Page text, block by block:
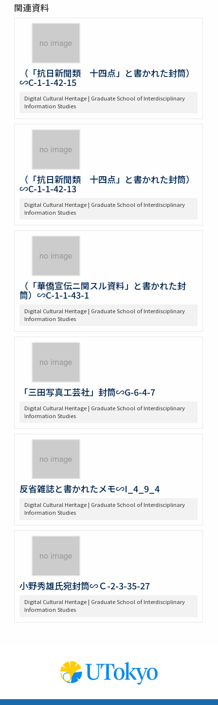
関連資料
（「抗日新聞類 十四点」と書かれた封筒）
∽C-1-1-42-15
Digital Cultural Heritage | Graduate School of Interdisciplinary
Information Studies
（「抗日新聞類 十四点」と書かれた封筒）
∽C-1-1-42-13
Digital Cultural Heritage | Graduate School of Interdisciplinary
Information Studies
（「華僑宣伝ニ関スル資料」と書かれた封
筒）∽C-1-1-43-1
Digital Cultural Heritage | Graduate School of Interdisciplinary
Information Studies
「三田写真工芸社」封筒∽G-6-4-7
Digital Cultural Heritage | Graduate School of Interdisciplinary
Information Studies
反省雑誌と書かれたメモ∽I_4_9_4
Digital Cultural Heritage | Graduate School of Interdisciplinary
Information Studies
小野秀雄氏宛封筒∽Ｃ-2-3-35-27
Digital Cultural Heritage | Graduate School of Interdisciplinary
Information Studies